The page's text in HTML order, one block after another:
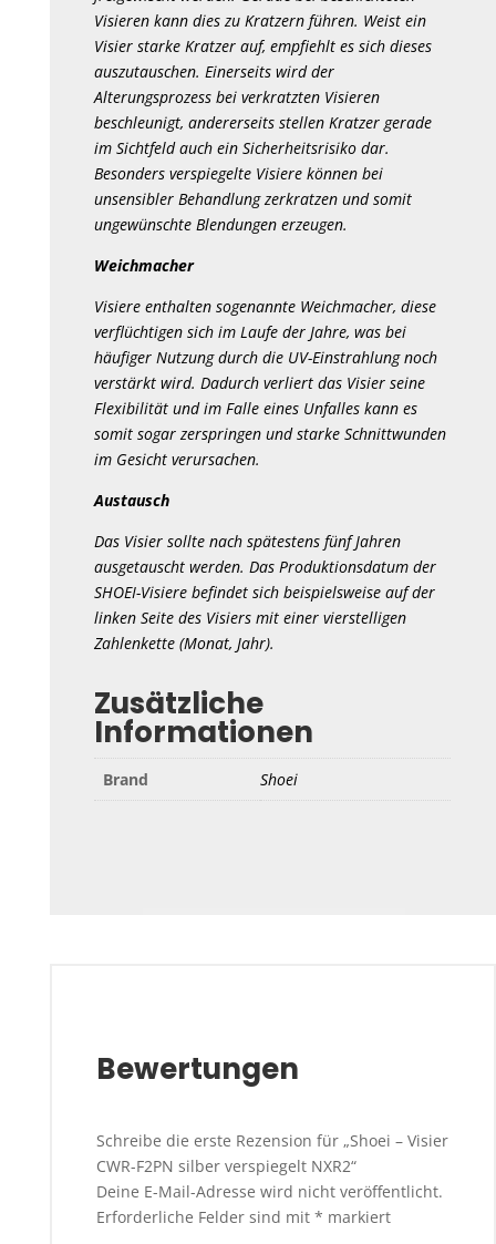
Visieren kann dies zu Kratzern führen. Weist ein
Visier starke Kratzer auf, empfiehlt es sich dieses
auszutauschen. Einerseits wird der
Alterungsprozess bei verkratzten Visieren
beschleunigt, andererseits stellen Kratzer gerade
im Sichtfeld auch ein Sicherheitsrisiko dar.
Besonders verspiegelte Visiere können bei
unsensibler Behandlung zerkratzen und somit
ungewünschte Blendungen erzeugen.
Weichmacher
Visiere enthalten sogenannte Weichmacher, diese
verflüchtigen sich im Laufe der Jahre, was bei
häufiger Nutzung durch die UV-Einstrahlung noch
verstärkt wird. Dadurch verliert das Visier seine
Flexibilität und im Falle eines Unfalles kann es
somit sogar zerspringen und starke Schnittwunden
im Gesicht verursachen.
Austausch
Das Visier sollte nach spätestens fünf Jahren
ausgetauscht werden. Das Produktionsdatum der
SHOEI-Visiere befindet sich beispielsweise auf der
linken Seite des Visiers mit einer vierstelligen
Zahlenkette (Monat, Jahr).
Zusätzliche
Informationen
Brand Shoei
Bewertungen
Schreibe die erste Rezension für „Shoei – Visier
CWR-F2PN silber verspiegelt NXR2“
Deine E-Mail-Adresse wird nicht veröffentlicht.
Erforderliche Felder sind mit * markiert